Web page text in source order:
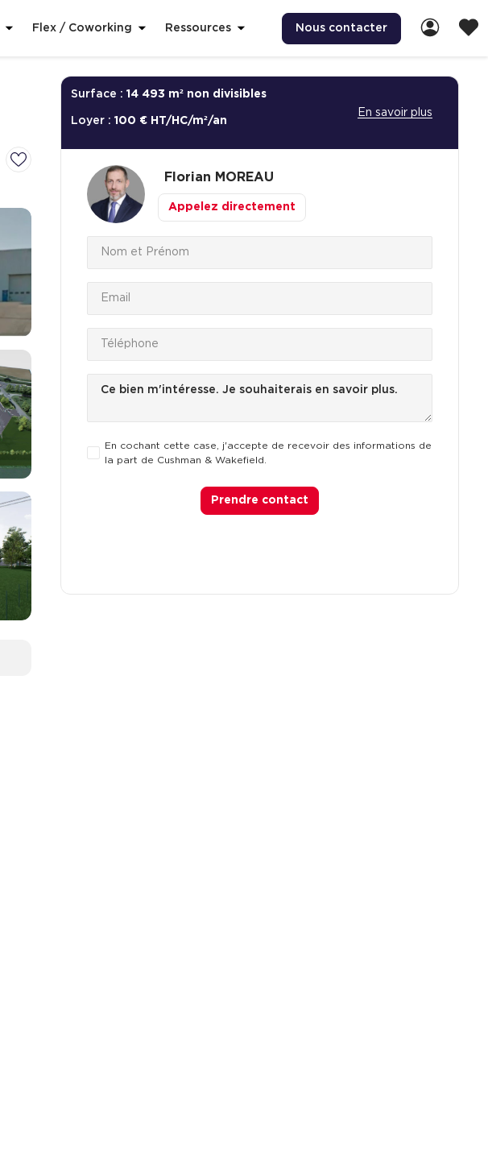
Flex / Coworking Ressources Nous contacter
Surface : 14 493 m² non divisibles
Loyer : 100 € HT/HC/m²/an
En savoir plus
Florian MOREAU
Appelez directement
En cochant cette case, j'accepte de recevoir des informations de
la part de Cushman & Wakefield.
Prendre contact